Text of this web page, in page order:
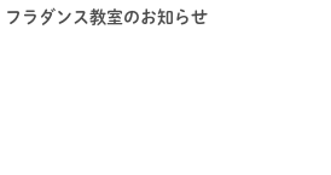
ラダンス教室のお知らせ